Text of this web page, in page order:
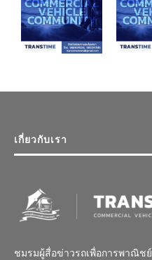
เกี่ยวกับเรา
ชมรมผู้สื่อข่าวรถเพื่อการพาณิชย์